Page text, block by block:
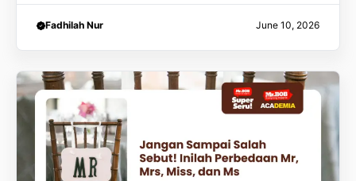
Fadhilah Nur June 10, 2026